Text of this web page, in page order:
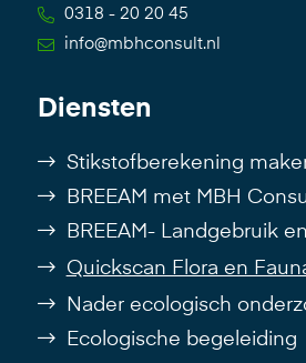
0318 - 20 20 45
info@mbhconsult.nl
Diensten
Stikstofberekening
BREEAM met MBH
BREEAM- Landgebruik
Quickscan Flora en
Nader ecologisch
Ecologische begeleiding